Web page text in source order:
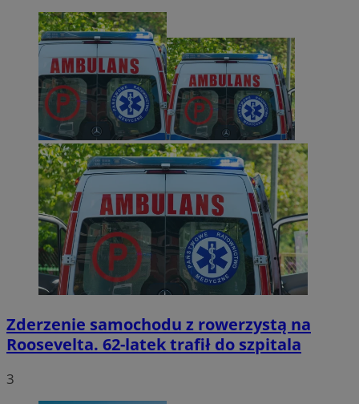
Zderzenie samochodu z rowerzystą na
Roosevelta. 62-latek trafił do szpitala
3